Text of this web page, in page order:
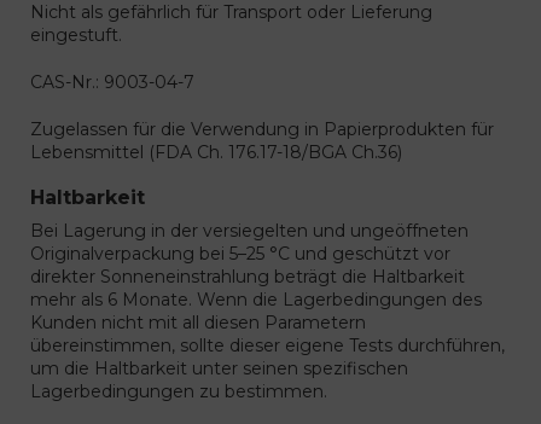
Nicht als gefährlich für Transport oder Lieferung
eingestuft.
CAS-Nr.: 9003-04-7
Zugelassen für die Verwendung in Papierprodukten für
Lebensmittel (FDA Ch. 176.17-18/BGA Ch.36)
Haltbarkeit
Bei Lagerung in der versiegelten und ungeöffneten
Originalverpackung bei 5–25 °C und geschützt vor
direkter Sonneneinstrahlung beträgt die Haltbarkeit
mehr als 6 Monate. Wenn die Lagerbedingungen des
Kunden nicht mit all diesen Parametern
übereinstimmen, sollte dieser eigene Tests durchführen,
um die Haltbarkeit unter seinen spezifischen
Lagerbedingungen zu bestimmen.